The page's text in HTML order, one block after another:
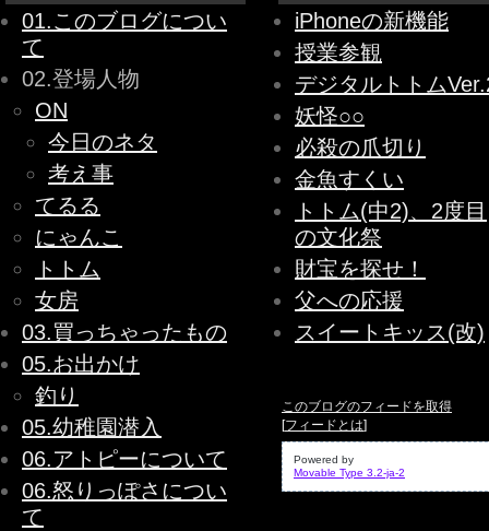
01.このブログについ
て
02.登場人物
ON
今日のネタ
考え事
てるる
にゃんこ
トトム
女房
03.買っちゃったもの
05.お出かけ
釣り
05.幼稚園潜入
06.アトピーについて
06.怒りっぽさについ
て
iPhoneの新機能
授業参観
デジタルトトム
妖怪○○
必殺の爪切り
金魚すくい
トトム(中2)、2度目
の文化祭
財宝を探せ！
父への応援
スイートキッス(改)
このブログのフィードを取得
[フィードとは]
Powered by
Movable Type 3.2-ja-2